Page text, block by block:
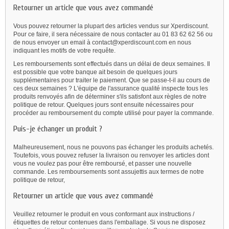
Retourner un article que vous avez commandé
Vous pouvez retourner la plupart des articles vendus sur Xperdiscount.
Pour ce faire, il sera nécessaire de nous contacter au 01 83 62 62 56 ou
de nous envoyer un email à contact@xperdiscount.com en nous
indiquant les motifs de votre requête.
Les remboursements sont effectués dans un délai de deux semaines. Il
est possible que votre banque ait besoin de quelques jours
supplémentaires pour traiter le paiement. Que se passe-t-il au cours de
ces deux semaines ? L'équipe de l'assurance qualité inspecte tous les
produits renvoyés afin de déterminer s'ils satisfont aux règles de notre
politique de retour. Quelques jours sont ensuite nécessaires pour
procéder au remboursement du compte utilisé pour payer la commande.
Puis-je échanger un produit ?
Malheureusement, nous ne pouvons pas échanger les produits achetés.
Toutefois, vous pouvez refuser la livraison ou renvoyer les articles dont
vous ne voulez pas pour être remboursé, et passer une nouvelle
commande. Les remboursements sont assujettis aux termes de notre
politique de retour,
Retourner un article que vous avez commandé
Veuillez retourner le produit en vous conformant aux instructions /
étiquettes de retour contenues dans l'emballage. Si vous ne disposez